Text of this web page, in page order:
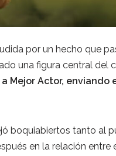
por un hecho que
una figura central del
Mejor Actor, enviando
boquiabiertos tanto al
en la relación entre